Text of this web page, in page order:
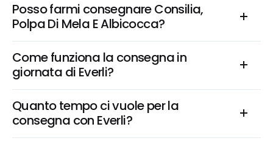
Posso farmi consegnare Consilia,
Polpa Di Mela E Albicocca?
Come funziona la consegna in
giornata di Everli?
Quanto tempo ci vuole per la
consegna con Everli?